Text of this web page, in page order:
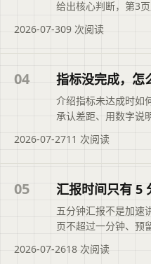
给出核心判断，第3
将第2页写成目录、
的结构化大纲快速调
息。
2026-07-309 次阅读
04 指标没完成，怎
介绍指标未达成时如
承认差距、用数字说
控与不可控因素追溯
节点和验证方式的具
看完整信息。
2026-07-2711 次阅读
05 汇报时间只有 5
五分钟汇报不是加速
页不超过一分钟、预
重新组织内容。文章
有限时间内记住核心
2026-07-2618 次阅读